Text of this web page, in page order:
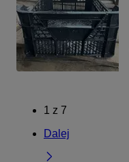
1 z 7
Dalej